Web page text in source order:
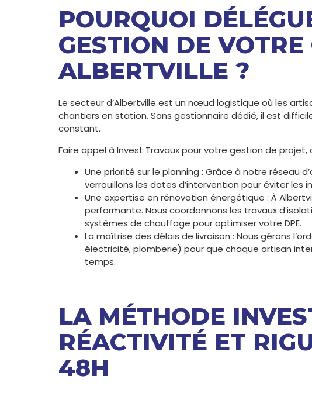
POURQUOI
GESTION DE
ALBERTVILLE ?
Le secteur d’Albertville est un nœud logistique où les
chantiers en station. Sans gestionnaire dédié, il est
constant.
Faire appel à Invest Travaux pour votre gestion de projet,
Une priorité sur le planning : Grâce à notre réseau
verrouillons les dates d’intervention pour éviter les
Une expertise en rénovation énergétique : À
performante. Nous coordonnons les travaux
systèmes de chauffage pour optimiser votre DPE.
La maîtrise des délais de livraison : Nous gérons
électricité, plomberie) pour que chaque artisan
temps.
LA MÉTHODE
RÉACTIVITÉ ET
48H